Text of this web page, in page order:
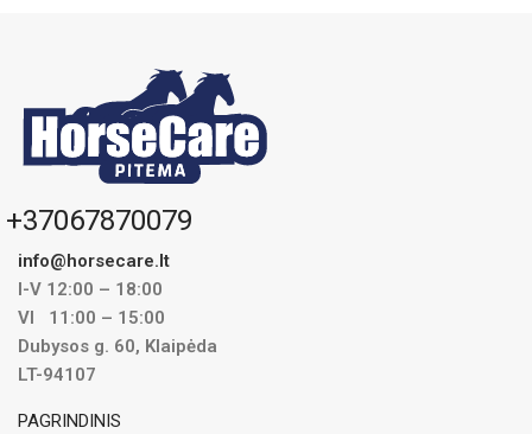
+37067870079
info@horsecare.lt
I-V 12:00 – 18:00
VI 11:00 – 15:00
Dubysos g. 60, Klaipėda
LT-94107
PAGRINDINIS